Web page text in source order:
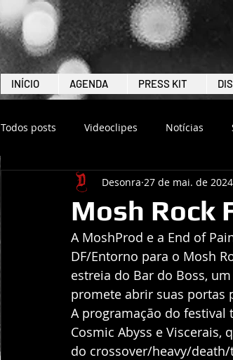
INÍCIO AGENDA PRESS KIT
Todos posts Videoclipes Notícias
Mosh Rock
Desonra 27 de mai. de 2024
A MoshProd e a End of
DF/Entorno para o Mosh
estreia do Bar do Boss,
promete abrir suas portas
A programação do festival
Cosmic Abyss e Viscerais,
do crossover/heavy/